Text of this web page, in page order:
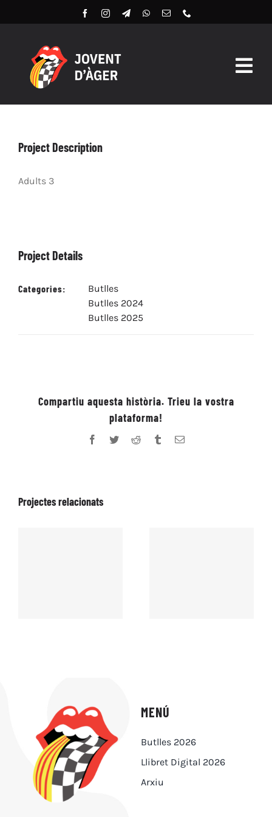
to
Llibret Digital 2026
Arxiu
Project Description
Adults 3
Project Details
Categories:
Butlles
Butlles 2024
Butlles 2025
Compartiu aquesta història. Trieu la vostra
plataforma!
Facebook
TwitterReddit TumblrEmail:
Projectes relacionats
MENÚ
Butlles 2026
Llibret Digital 2026
Arxiu